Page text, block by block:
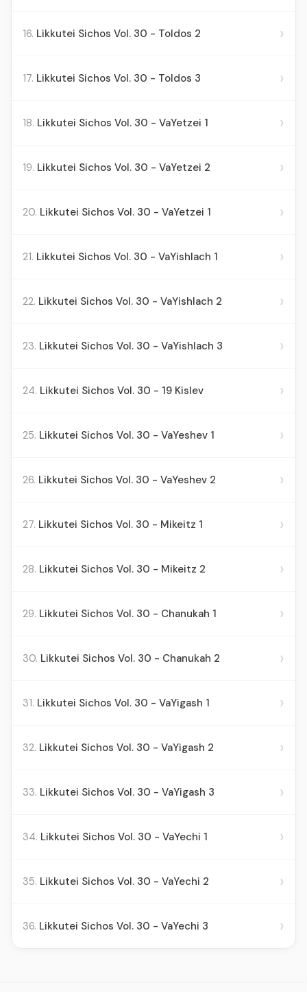
16. Likkutei Sichos Vol. 30 - Toldos 2 ›
17. Likkutei Sichos Vol. 30 - Toldos 3 ›
18. Likkutei Sichos Vol. 30 - VaYetzei 1 ›
19. Likkutei Sichos Vol. 30 - VaYetzei 2 ›
20. Likkutei Sichos Vol. 30 - VaYetzei 1 ›
21. Likkutei Sichos Vol. 30 - VaYishlach 1 ›
22. Likkutei Sichos Vol. 30 - VaYishlach 2 ›
23. Likkutei Sichos Vol. 30 - VaYishlach 3 ›
24. Likkutei Sichos Vol. 30 - 19 Kislev ›
25. Likkutei Sichos Vol. 30 - VaYeshev 1 ›
26. Likkutei Sichos Vol. 30 - VaYeshev 2 ›
27. Likkutei Sichos Vol. 30 - Mikeitz 1 ›
28. Likkutei Sichos Vol. 30 - Mikeitz 2 ›
29. Likkutei Sichos Vol. 30 - Chanukah 1 ›
30. Likkutei Sichos Vol. 30 - Chanukah 2 ›
31. Likkutei Sichos Vol. 30 - VaYigash 1 ›
32. Likkutei Sichos Vol. 30 - VaYigash 2 ›
33. Likkutei Sichos Vol. 30 - VaYigash 3 ›
34. Likkutei Sichos Vol. 30 - VaYechi 1 ›
35. Likkutei Sichos Vol. 30 - VaYechi 2 ›
36. Likkutei Sichos Vol. 30 - VaYechi 3 ›